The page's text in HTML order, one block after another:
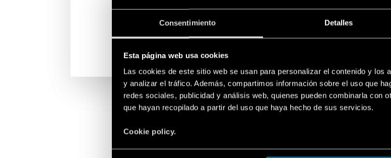
Consentimiento Detalles
Esta página web usa cookies
Las cookies de este sitio web se usan para personalizar el contenido y los
y analizar el tráfico. Además, compartimos información sobre el uso que
redes sociales, publicidad y análisis web, quienes pueden combinarla con
que hayan recopilado a partir del uso que haya hecho de sus servicios.
Cookie policy.
Todo
PRODUCTOS